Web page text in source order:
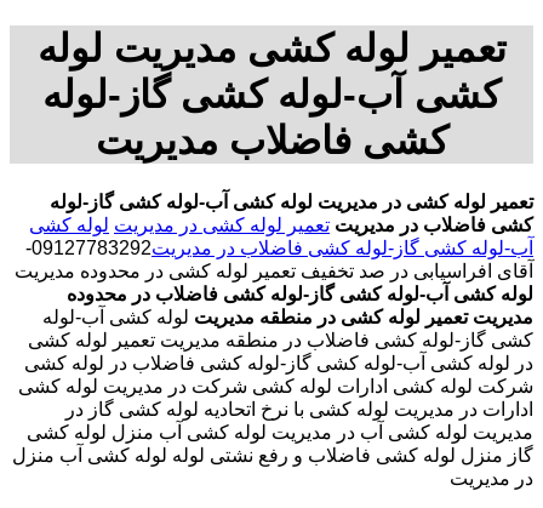
تعمیر لوله کشی مدیریت لوله
کشی آب-لوله کشی گاز-لوله
کشی فاضلاب مدیریت
تعمیر لوله کشی در مدیریت لوله کشی آب-لوله کشی گاز-لوله
کشی فاضلاب در مدیریت تعمیر لوله کشی در مدیریت لوله کشی
آب-لوله کشی گاز-لوله کشی فاضلاب در مدیریت
09127783292-
آقای افراسیابی در صد تخفیف تعمیر لوله کشی در محدوده مدیریت
لوله کشی آب-لوله کشی گاز-لوله کشی فاضلاب در محدوده
مدیریت تعمیر لوله کشی در منطقه مدیریت لوله کشی آب-لوله
کشی گاز-لوله کشی فاضلاب در منطقه مدیریت تعمیر لوله کشی
در لوله کشی آب-لوله کشی گاز-لوله کشی فاضلاب در لوله کشی
شرکت لوله کشی ادارات لوله کشی شرکت در مدیریت لوله کشی
ادارات در مدیریت لوله کشی با نرخ اتحادیه لوله کشی گاز در
مدیریت لوله کشی آب در مدیریت لوله کشی آب منزل لوله کشی
گاز منزل لوله کشی فاضلاب و رفع نشتی لوله لوله کشی آب منزل
در مدیریت